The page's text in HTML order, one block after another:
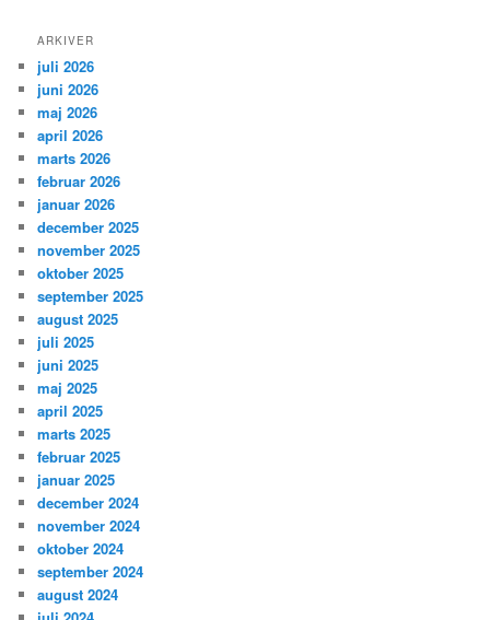
ARKIVER
juli 2026
juni 2026
maj 2026
april 2026
marts 2026
februar 2026
januar 2026
december 2025
november 2025
oktober 2025
september 2025
august 2025
juli 2025
juni 2025
maj 2025
april 2025
marts 2025
februar 2025
januar 2025
december 2024
november 2024
oktober 2024
september 2024
august 2024